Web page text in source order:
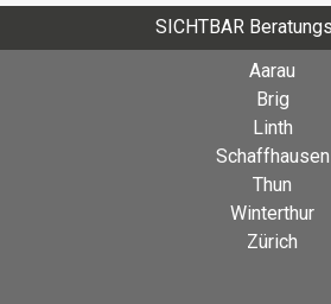
SICHTBAR
Aarau
Brig
Linth
Schaffhausen
Thun
Winterthur
Zürich